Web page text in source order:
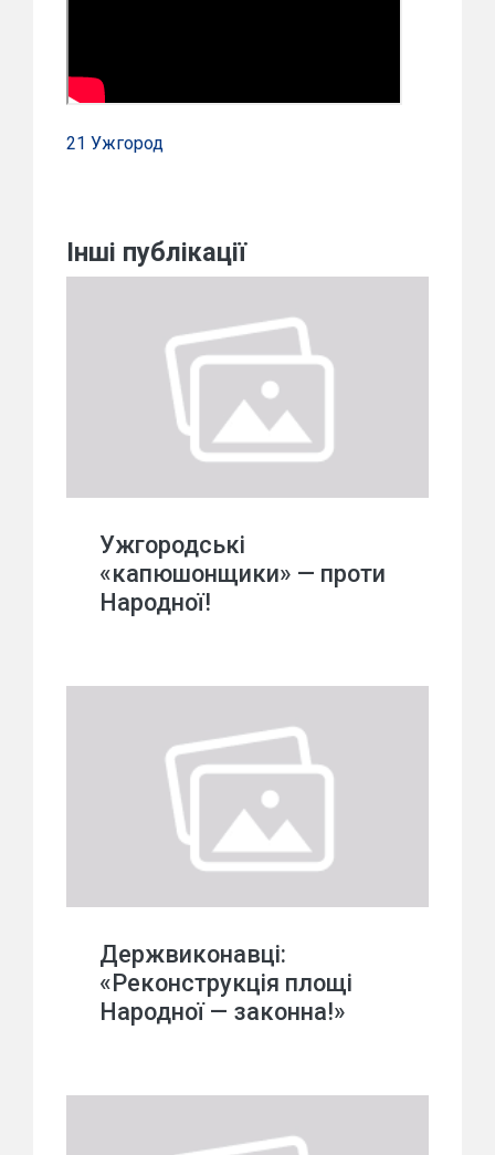
21 Ужгород
Інші публікації
Ужгородські
«капюшонщики» — проти
Народної!
Держвиконавці:
«Реконструкція площі
Народної — законна!»